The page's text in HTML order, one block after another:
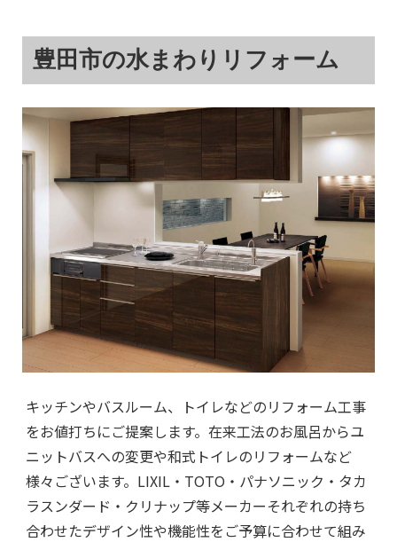
豊田市の水まわりリフォーム
キッチンやバスルーム、トイレなどのリフォーム工事
をお値打ちにご提案します。在来工法のお風呂からユ
ニットバスへの変更や和式トイレのリフォームなど
様々ございます。LIXIL・TOTO・パナソニック・タカ
ラスンダード・クリナップ等メーカーそれぞれの持ち
合わせたデザイン性や機能性をご予算に合わせて組み